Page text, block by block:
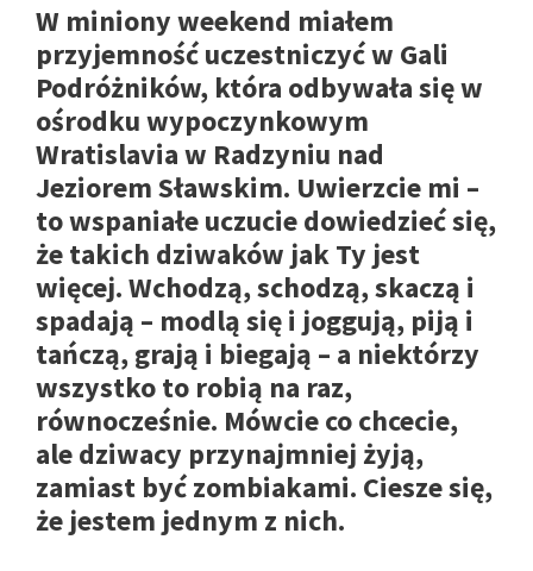
W miniony weekend miałem
przyjemność uczestniczyć w Gali
Podróżników, która odbywała się w
ośrodku wypoczynkowym
Wratislavia w Radzyniu nad
Jeziorem Sławskim. Uwierzcie mi –
to wspaniałe uczucie dowiedzieć się,
że takich dziwaków jak Ty jest
więcej. Wchodzą, schodzą, skaczą i
spadają – modlą się i joggują, piją i
tańczą, grają i biegają – a niektórzy
wszystko to robią na raz,
równocześnie. Mówcie co chcecie,
ale dziwacy przynajmniej żyją,
zamiast być zombiakami. Ciesze się,
że jestem jednym z nich.